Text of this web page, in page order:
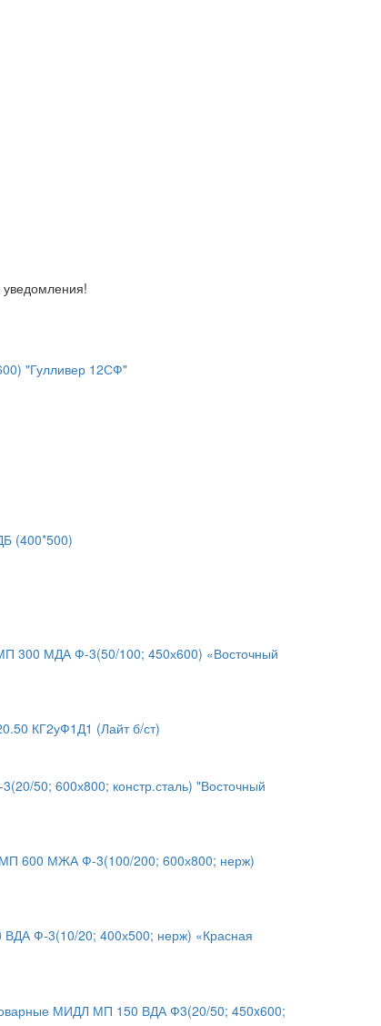
уведомления!
"Гулливер 12СФ"
(400*500)
300 МДА Ф-3(50/100; 450х600) «Восточный
КГ2уФ1Д1 (Лайт б/ст)
50; 600х800; констр.сталь) "Восточный
600 МЖА Ф-3(100/200; 600х800; нерж)
Ф-3(10/20; 400х500; нерж) «Красная
МИДЛ МП 150 ВДА Ф3(20/50; 450x600;